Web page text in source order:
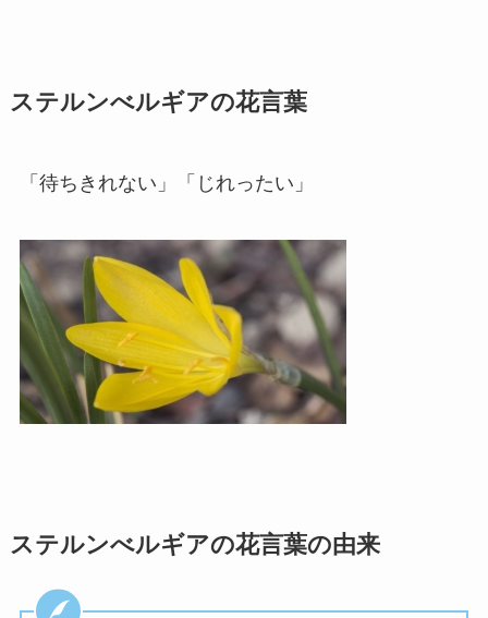
ステルンべルギアの花言葉
「待ちきれない」「じれったい」
ステルンべルギアの花言葉の由来